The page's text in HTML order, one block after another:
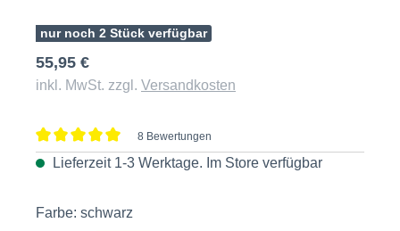
nur noch 2 Stück verfügbar
55,95 €
inkl. MwSt. zzgl. Versandkosten
Durchschnittliche Bewertung von 5 von 5 Sternen
8 Bewertungen
Lieferzeit 1-3 Werktage. Im Store verfügbar
Farbe: schwarz